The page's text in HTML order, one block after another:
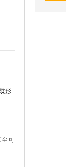
形
至可